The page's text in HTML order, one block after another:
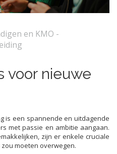
en KMO -
voor nieuwe
is een spannende en uitdagende
met passie en ambitie aangaan.
zijn er enkele cruciale
moeten overwegen.